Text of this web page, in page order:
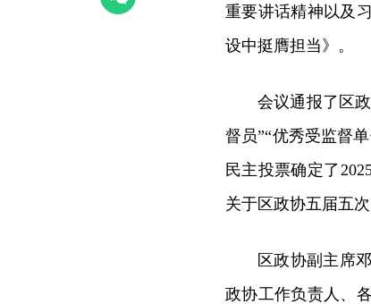
重要讲话精神以及
设中挺膺担当》。
会议通报了区
督员”“优秀受监督
民主投票确定了
关于区政协五届五
区政协副主席
政协工作负责人、